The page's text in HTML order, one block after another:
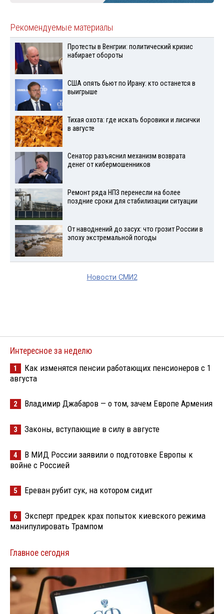
Рекомендуемые материалы
Протесты в Венгрии: политический кризис
набирает обороты
США опять бьют по Ирану: кто останется в
выигрыше
Тихая охота: где искать боровики и лисички
в августе
Сенатор разъяснил механизм возврата
денег от кибермошенников
Ремонт ряда НПЗ перенесли на более
поздние сроки для стабилизации ситуации
От наводнений до засух: что грозит России в
эпоху экстремальной погоды
Новости СМИ2
Интересное за неделю
1
Как изменятся пенсии работающих пенсионеров с 1
августа
2 Владимир Джабаров — о том, зачем Европе Армения
3 Законы, вступающие в силу в августе
4
В МИД России заявили о подготовке Европы к
войне с Россией
5 Ереван рубит сук, на котором сидит
6
Эксперт предрек крах попыток киевского режима
манипулировать Трампом
Главное сегодня